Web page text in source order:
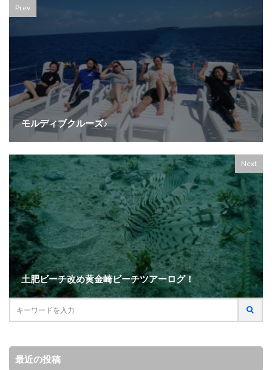
Prev
モルディブクルーズ♪
Next
土肥ビーチ改め黄金崎ビーチツアーログ！
最近の投稿